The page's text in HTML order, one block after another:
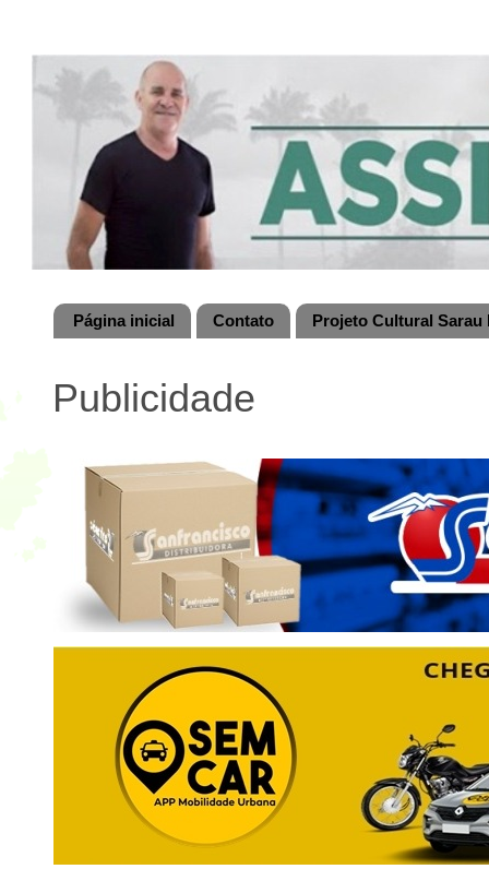
Página inicial Contato Projeto Cultural
Publicidade